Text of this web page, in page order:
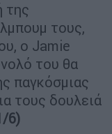
της
τους,
ο Jamie
του θα
παγκόσμιας
τους δουλειά
6)